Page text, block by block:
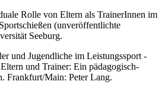
Rolle von Eltern als TrainerInnen im
(unveröffentlichte
Seeburg.
und Jugendliche im Leistungssport -
und Trainer: Ein pädagogisch-
Frankfurt/Main: Peter Lang.